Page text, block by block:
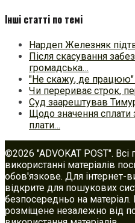
Інші статті по темі
Нардеп Железняк
Після скасування
громадська…
"Не скажу, де працюю"
Чи перериває строк,
Суд заарештував
Щодо значення сплати
плати…
©2026 "ADVOKAT POST".
використанні матеріалів
обов'язкове. Для інтернет-
відкрите для пошукових
безпосередньо на
розміщене незалежно від